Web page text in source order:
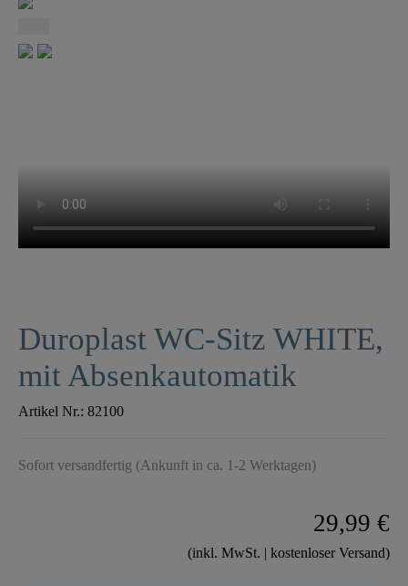
Duroplast WC-Sitz WHITE,
mit Absenkautomatik
Artikel Nr.: 82100
Sofort versandfertig (Ankunft in ca. 1-2 Werktagen)
29,99 €
(inkl. MwSt. | kostenloser Versand)